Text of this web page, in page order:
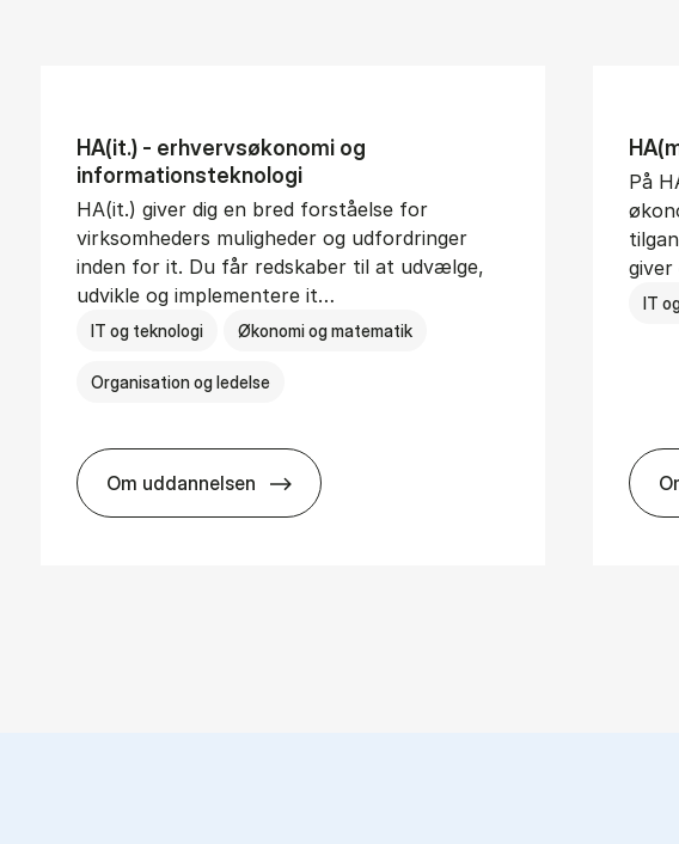
Man­age­ment
HA(it.) - erhvervs­økonomi og
informations­teknologi
HA(it.) giver dig en bred forståelse for
virksomheders muligheder og udfordringer
inden for it. Du får redskaber til at udvælge,
udvikle og implementere it…
IT og teknologi Økonomi og matematik
Organisation og ledelse
Om uddannelsen
HA(it.) - erhvervs­økonomi og informations­teknologi
På
giver
IT